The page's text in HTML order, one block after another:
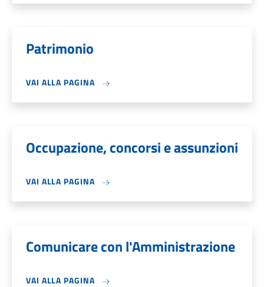
Patrimonio
VAI ALLA PAGINA
Occupazione, concorsi e assunzioni
VAI ALLA PAGINA
Comunicare con l'Amministrazione
VAI ALLA PAGINA